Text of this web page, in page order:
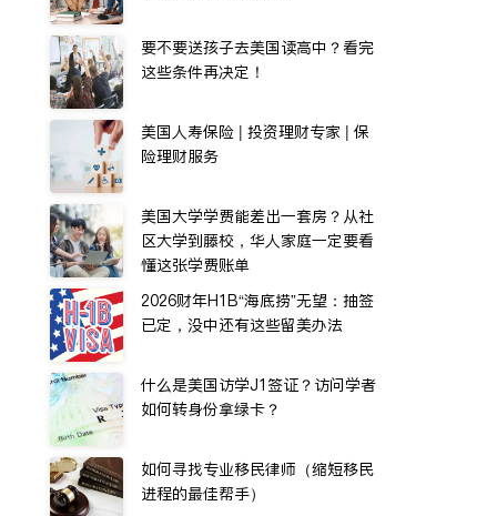
要不要送孩子去美国读高中？看完
这些条件再决定！
美国人寿保险 | 投资理财专家 | 保
险理财服务
美国大学学费能差出一套房？从社
区大学到藤校，华人家庭一定要看
懂这张学费账单
2026财年H1B“海底捞”无望：抽签
已定，没中还有这些留美办法
什么是美国访学J1签证？访问学者
如何转身份拿绿卡？
如何寻找专业移民律师（缩短移民
进程的最佳帮手）